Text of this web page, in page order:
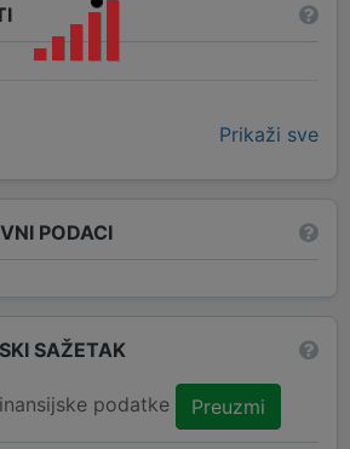
Prikaži sve
PODACI
SAŽETAK
podatke Preuzmi